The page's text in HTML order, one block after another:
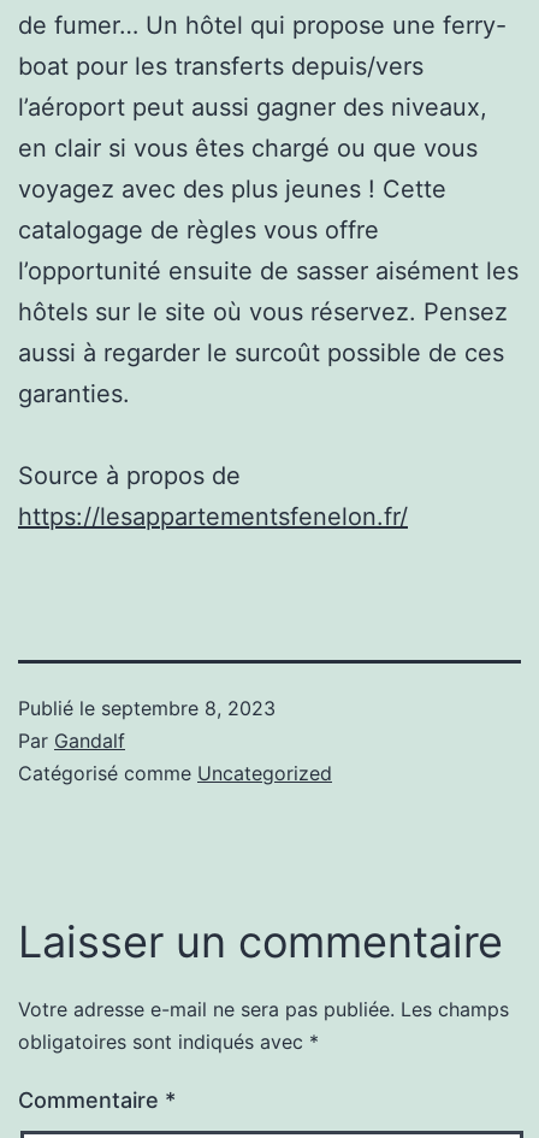
de fumer… Un hôtel qui propose une ferry-
boat pour les transferts depuis/vers
l’aéroport peut aussi gagner des niveaux,
en clair si vous êtes chargé ou que vous
voyagez avec des plus jeunes ! Cette
catalogage de règles vous offre
l’opportunité ensuite de sasser aisément les
hôtels sur le site où vous réservez. Pensez
aussi à regarder le surcoût possible de ces
garanties.
Source à propos de
https://lesappartementsfenelon.fr/
Publié le septembre 8, 2023
Par Gandalf
Catégorisé comme Uncategorized
Laisser un commentaire
Votre adresse e-mail ne sera pas publiée. Les champs
obligatoires sont indiqués avec *
Commentaire *